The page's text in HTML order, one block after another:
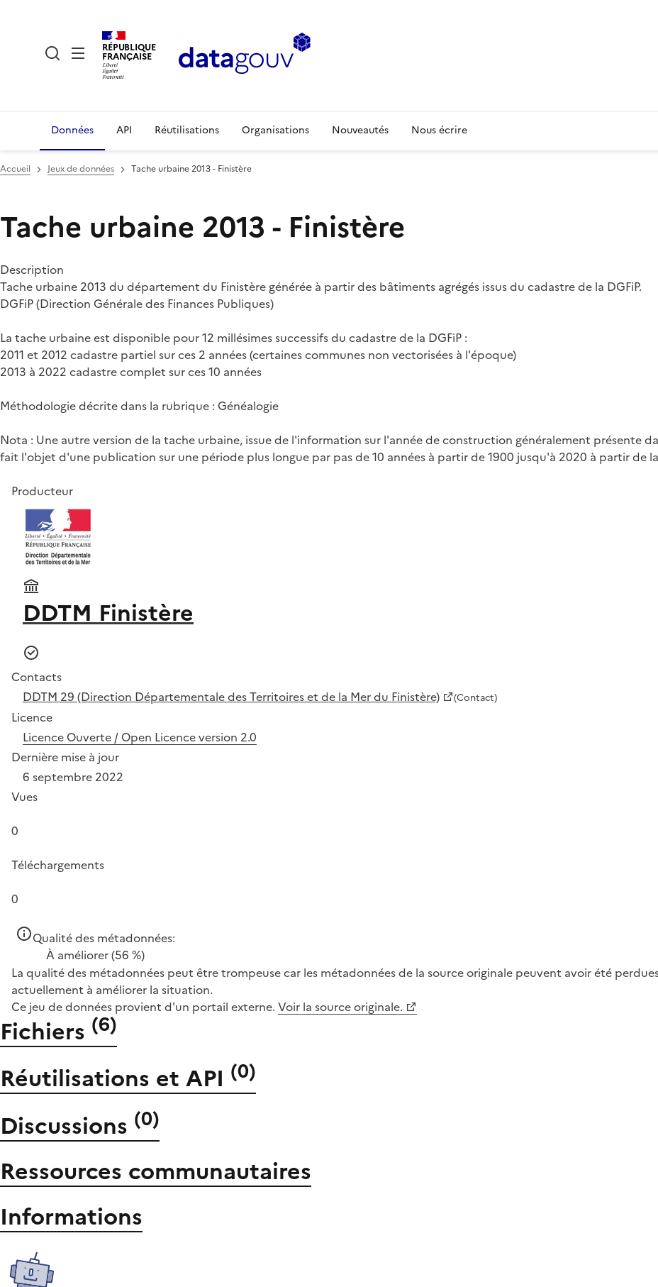
RÉPUBLIQUE
FRANÇAISE
Données API Réutilisations Organisations Nouveautés Nous écrire
Accueil Jeux de données Tache urbaine 2013 - Finistère
Tache urbaine 2013 - Finistère
Description
Tache urbaine 2013 du département du Finistère générée à partir des bâtiments agrégés issus du cadastre de la DGFiP.
DGFiP (Direction Générale des Finances Publiques)
La tache urbaine est disponible pour 12 millésimes successifs du cadastre de la DGFiP :
2011 et 2012 cadastre partiel sur ces 2 années (certaines communes non vectorisées à l'époque)
2013 à 2022 cadastre complet sur ces 10 années
Méthodologie décrite dans la rubrique : Généalogie
Nota : Une autre version de la tache urbaine, issue de l'information sur l'année de construction généralement présente
fait l'objet d'une publication sur une période plus longue par pas de 10 années à partir de 1900 jusqu'à 2020 à partir de
Producteur
DDTM Finistère
Contacts
DDTM 29 (Direction Départementale des Territoires et de la Mer du Finistère)
(Contact)
Licence
Licence Ouverte / Open Licence version 2.0
Dernière mise à jour
6 septembre 2022
Vues
0
Téléchargements
0
Qualité des métadonnées:
À améliorer(56 %)
La qualité des métadonnées peut être trompeuse car les métadonnées de la source originale peuvent avoir été
actuellement à améliorer la situation.
Ce jeu de données provient d'un portail externe. Voir la source originale.
Fichiers (6)
Réutilisations et API (0)
Discussions (0)
Ressources communautaires
Informations